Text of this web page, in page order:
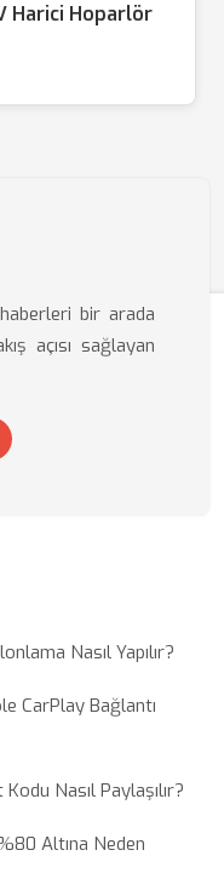
Harici Hoparlör
bir arada
açısı sağlayan
Nasıl Yapılır?
CarPlay Bağlantı
Nasıl Paylaşılır?
Altına Neden